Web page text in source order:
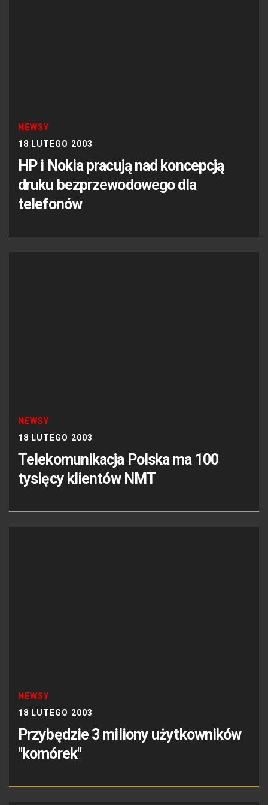
NEWSY
18 LUTEGO 2003
HP i Nokia pracują nad koncepcją
druku bezprzewodowego dla
telefonów
NEWSY
18 LUTEGO 2003
Telekomunikacja Polska ma 100
tysięcy klientów NMT
NEWSY
18 LUTEGO 2003
Przybędzie 3 miliony użytkowników
"komórek"